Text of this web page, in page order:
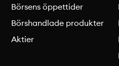
Börsens öppettider
Börshandlade produkter
Aktier